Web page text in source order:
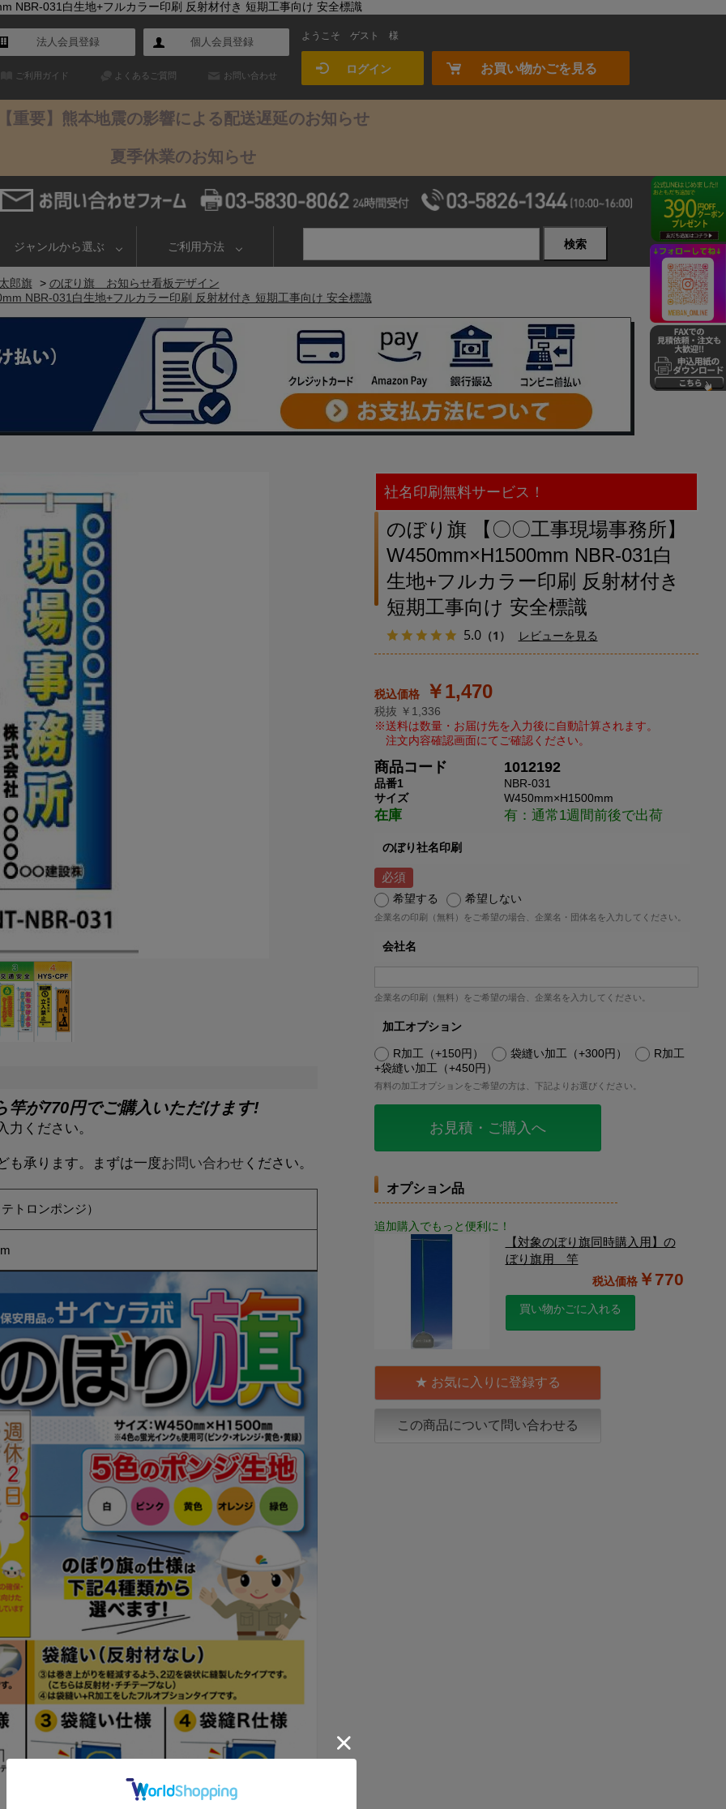
NBR-031白生地+フルカラー印刷 反射材付き 短期工事向け 安全標識
法人会員登録 個人会員登録
ご利用ガイド よくあるご質問 お問い合わせ
ようこそ ゲスト 様
ログイン お買い物かごを見る
重要】熊本地震の影響による配送遅延のお知らせ
夏季休業のお知らせ
ジャンルから選ぶ ご利用方法 検索
郎旗 > のぼり旗 お知らせ看板デザイン
NBR-031白生地+フルカラー印刷 反射材付き 短期工事向け 安全標識
竿が770円でご購入いただけます!
ください。
も承ります。まずは一度お問い合わせ ください。
トロンポンジ）
社名印刷無料サービス！
のぼり旗 【〇〇工事現場事務所】
W450mm×H1500mm NBR-031白
生地+フルカラー印刷 反射材付き
短期工事向け 安全標識
5.0（1） レビューを見る
￥1,470
税抜 ￥1,336
商品コード 1012192
品番1
NBR-031
サイズ
W450mm×H1500mm
在庫 有：通常1週間前後で出荷
のぼり社名印刷
希望する 希望しない
企業名の印刷（無料）をご希望の場合、企業名・団体名を入力してください。
会社名
企業名の印刷（無料）をご希望の場合、企業名を入力してください。
加工オプション
R加工（+150円） 袋縫い加工（+300円）
R加工
+袋縫い加工（+450円）
有料の加工オプションをご希望の方は、下記よりお選びください。
お見積・ご購入へ
オプション品
追加購入でもっと便利に！
【対象のぼり旗同時購入用】の
ぼり旗用 竿
￥770
買い物かごに入れる
この商品について問い合わせる
お気に入りに登録する